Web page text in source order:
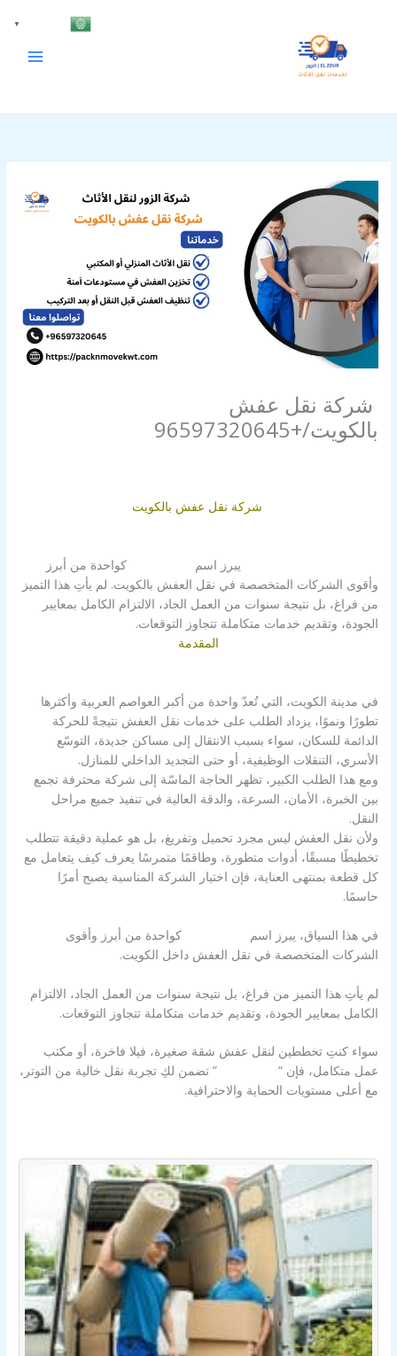
‌ شركة نقل عفش
بالكويت/+96597320645
‌ شركة نقل عفش بالكويت
يبرز اسم
كواحدة من أبرز
وأقوى الشركات المتخصصة في نقل العفش بالكويت. لم يأتِ هذا التميز
من فراغ، بل نتيجة سنوات من العمل الجاد، الالتزام الكامل بمعايير
الجودة، وتقديم خدمات متكاملة تتجاوز التوقعات.
المقدمة
في مدينة الكويت، التي تُعدّ واحدة من أكبر العواصم العربية وأكثرها
تطورًا ونموًا، يزداد الطلب على خدمات نقل العفش نتيجةً للحركة
الدائمة للسكان، سواء بسبب الانتقال إلى مساكن جديدة، التوسّع
الأسري، التنقلات الوظيفية، أو حتى التجديد الداخلي للمنازل.
ومع هذا الطلب الكبير، تظهر الحاجة الماسّة إلى شركة محترفة تجمع
بين الخبرة، الأمان، السرعة، والدقة العالية في تنفيذ جميع مراحل
النقل.
ولأن نقل العفش ليس مجرد تحميل وتفريغ، بل هو عملية دقيقة تتطلب
تخطيطًا مسبقًا، أدوات متطورة، وطاقمًا متمرسًا يعرف كيف يتعامل مع
كل قطعة بمنتهى العناية، فإن اختيار الشركة المناسبة يصبح أمرًا
حاسمًا.
في هذا السياق، يبرز اسم
كواحدة من أبرز وأقوى
الشركات المتخصصة في نقل العفش داخل الكويت.
لم يأتِ هذا التميز من فراغ، بل نتيجة سنوات من العمل الجاد، الالتزام
الكامل بمعايير الجودة، وتقديم خدمات متكاملة تتجاوز التوقعات.
سواء كنتِ تخططين لنقل عفش شقة صغيرة، فيلا فاخرة، أو مكتب
عمل متكامل، فإن “ شركة الزور” تضمن لكِ تجربة نقل خالية من التوتر،
مع أعلى مستويات الحماية والاحترافية.
▼